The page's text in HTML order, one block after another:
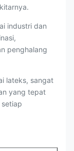
industri dan
penghalang
lateks, sangat
yang tepat